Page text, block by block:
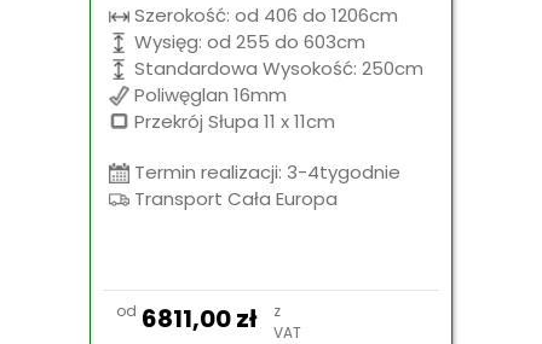
Szerokość: od 406 do 1206cm
Wysięg: od 255 do 603cm
Standardowa Wysokość: 250cm
Poliwęglan 16mm
Przekrój Słupa 11 x 11cm
Termin realizacji: 3-4tygodnie
Transport Cała Europa
od 6811,00zł
z
VAT